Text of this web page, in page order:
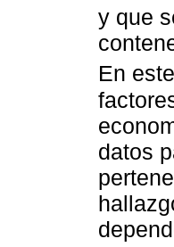
y que
En
datos